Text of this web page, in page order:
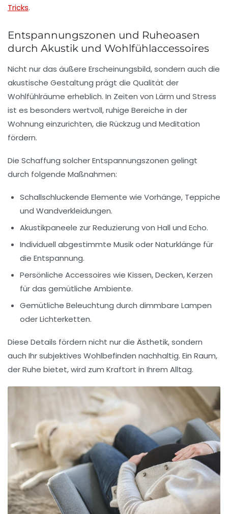
Tricks.
Entspannungszonen und Ruheoasen
durch Akustik und Wohlfühlaccessoires
Nicht nur das äußere Erscheinungsbild, sondern auch die
akustische Gestaltung prägt die Qualität der
Wohlfühlräume erheblich. In Zeiten von Lärm und Stress
ist es besonders wertvoll, ruhige Bereiche in der
Wohnung einzurichten, die Rückzug und Meditation
fördern.
Die Schaffung solcher Entspannungszonen gelingt
durch folgende Maßnahmen:
Schallschluckende Elemente wie Vorhänge, Teppiche
und Wandverkleidungen.
Akustikpaneele zur Reduzierung von Hall und Echo.
Individuell abgestimmte Musikoder Naturklänge für
die Entspannung.
Persönliche Accessoires wie Kissen, Decken, Kerzen
für das gemütliche Ambiente.
Gemütliche Beleuchtung durch dimmbare Lampen
oder Lichterketten.
Diese Details fördern nicht nur die Ästhetik, sondern
auch Ihr subjektives Wohlbefinden nachhaltig. Ein Raum,
der Ruhe bietet, wird zum Kraftort in Ihrem Alltag.